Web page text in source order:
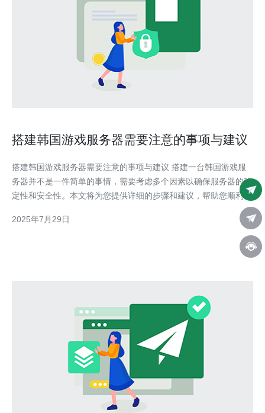
搭建韩国游戏服务器需要注意的事项与建议
搭建韩国游戏服务器需要注意的事项与建议 搭建一台韩国游戏服
务器并不是一件简单的事情，需要考虑多个因素以确保服务器的稳
定性和安全性。本文将为您提供详细的步骤和建议，帮助您顺利完
事项： 1. 选择合适的服务器提供商 在搭建服务器之前，首先要选
2025年7月29日